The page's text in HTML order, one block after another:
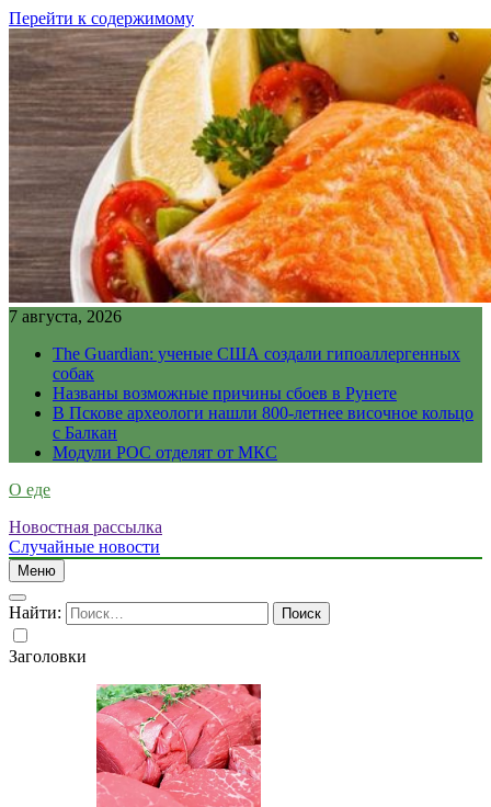
Перейти к содержимому
7 августа, 2026
The Guardian: ученые США создали гипоаллергенных
собак
Названы возможные причины сбоев в Рунете
В Пскове археологи нашли 800-летнее височное кольцо
с Балкан
Модули РОС отделят от МКС
О еде
Новостная рассылка
Случайные новости
Меню
Найти:
Заголовки